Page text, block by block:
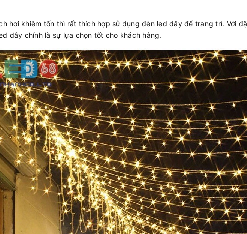
hơi khiêm tốn thì rất thích hợp sử dụng đèn led dây để trang trí. Với
dây chính là sự lựa chọn tốt cho khách hàng.